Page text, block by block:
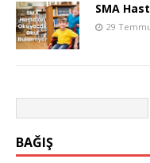
SMA
29
BAĞIŞ